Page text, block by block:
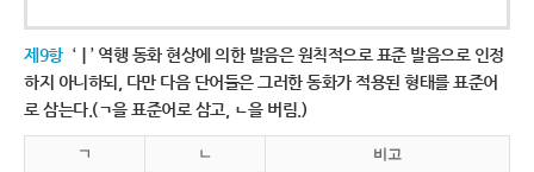
제9항 ‘ㅣ’ 역행 동화 현상에 의한 발음은 원칙적으로 표준 발음으로 인정
하지 아니하되, 다만 다음 단어들은 그러한 동화가 적용된 형태를 표준어
로 삼는다.(ㄱ을 표준어로 삼고, ㄴ을 버림.)
ㄱ ㄴ 비고